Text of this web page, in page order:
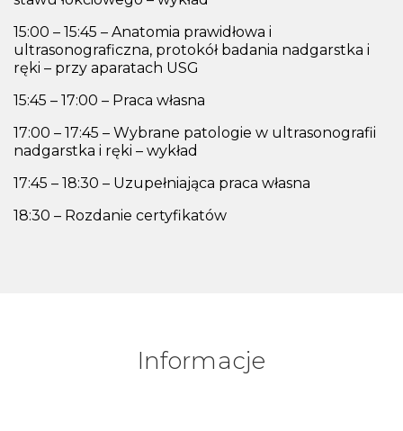
15:00 – 15:45 – Anatomia prawidłowa i
ultrasonograficzna, protokół badania nadgarstka i
ręki – przy aparatach USG
15:45 – 17:00 – Praca własna
17:00 – 17:45 – Wybrane patologie w ultrasonografii
nadgarstka i ręki – wykład
17:45 – 18:30 – Uzupełniająca praca własna
18:30 – Rozdanie certyfikatów
Informacje